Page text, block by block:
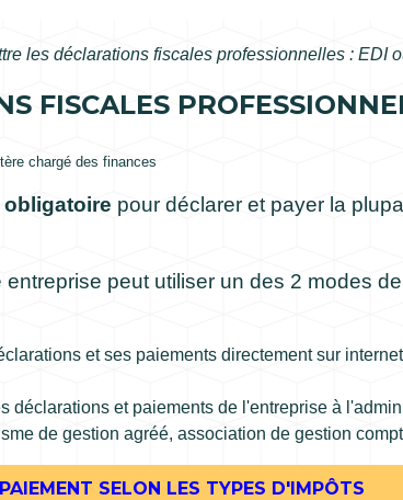
les déclarations fiscales professionnelles : EDI
FISCALES
chargé des finances
obligatoire pour déclarer et payer la
peut utiliser un des 2 modes de
et ses paiements directement sur
déclarations et paiements de l'entreprise à
de gestion agréé, association de gestion
SELON LES TYPES D'IMPÔTS